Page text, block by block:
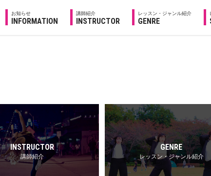
お知らせ
INFORMATION
講師紹介
INSTRUCTOR
レッスン・ジャンル紹介
GENRE
INSTRUCTOR
講師紹介
GENRE
レッスン・ジャンル紹介